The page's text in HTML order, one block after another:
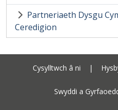
Partneriaeth Dysgu
Ceredigion
Cysylltwch â ni |
Swyddi a